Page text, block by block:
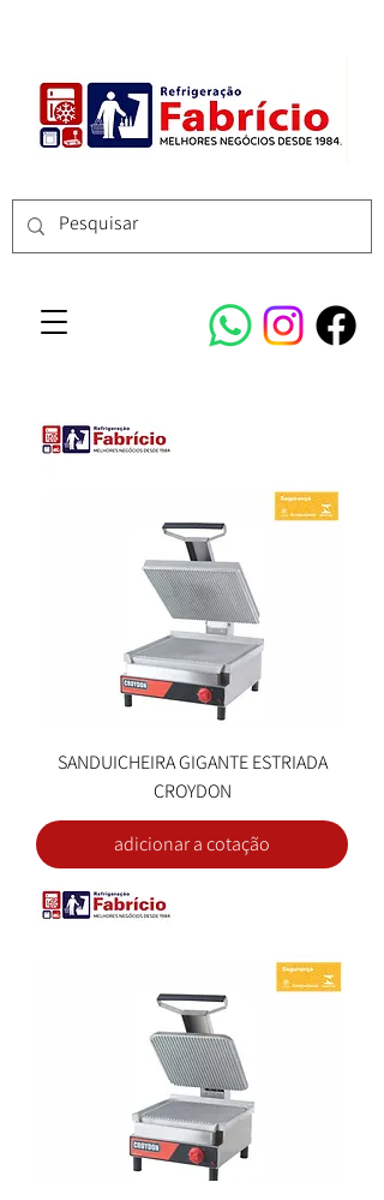
SANDUICHEIRA GIGANTE ESTRIADA
CROYDON
adicionar a cotação